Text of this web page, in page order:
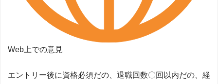
Web上での意見
エントリー後に資格必須だの、退職回数〇回以内だの、経